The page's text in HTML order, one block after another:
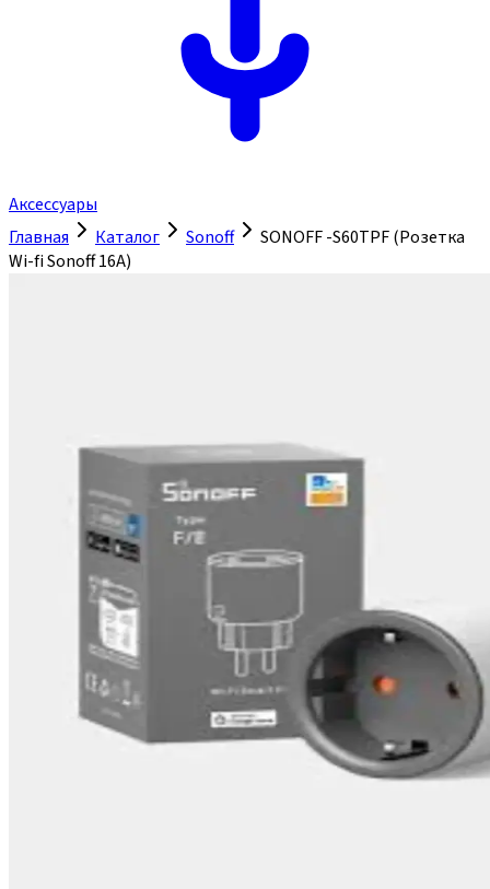
Аксессуары
Главная
Каталог Sonoff
SONOFF -S60TPF (Розетка
Wi-fi Sonoff 16A)